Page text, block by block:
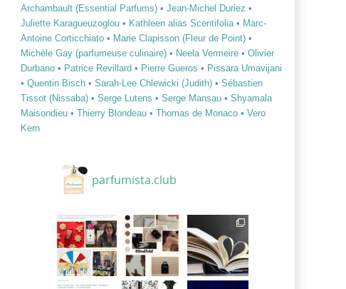
Archambault (Essential Parfums) • Jean-Michel Duriez •
Juliette Karagueuzoglou • Kathleen alias Scentifolia • Marc-
Antoine Corticchiato • Marie Clapisson (Fleur de Point) •
Michèle Gay (parfumeuse culinaire) • Neela Vermeire • Olivier
Durbano • Patrice Revillard • Pierre Gueros • Pissara Umavijani
• Quentin Bisch • Sarah-Lee Chlewicki (Judith) • Sébastien
Tissot (Nissaba) • Serge Lutens • Serge Mansau • Shyamala
Maisondieu • Thierry Blondeau • Thomas de Monaco • Vero
Kern
parfumista.club